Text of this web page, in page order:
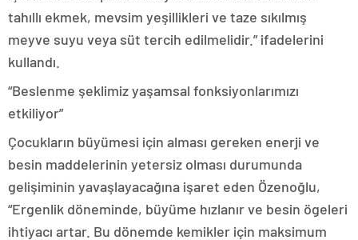
tahıllı ekmek, mevsim yeşillikleri ve taze sıkılmış
meyve suyu veya süt tercih edilmelidir.” ifadelerini
kullandı.
“Beslenme şeklimiz yaşamsal fonksiyonlarımızı
etkiliyor”
Çocukların büyümesi için alması gereken enerji ve
besin maddelerinin yetersiz olması durumunda
gelişiminin yavaşlayacağına işaret eden Özenoğlu,
“Ergenlik döneminde, büyüme hızlanır ve besin ögeleri
ihtiyacı artar. Bu dönemde kemikler için maksimum